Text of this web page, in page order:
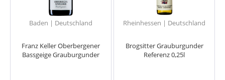
Baden | Deutschland
Franz Keller Oberbergener
Bassgeige Grauburgunder
Rheinhessen | Deutschland
Brogsitter Grauburgunder
Referenz 0,25l